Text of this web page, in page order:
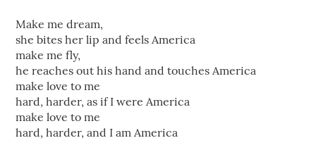
Make me dream,
she bites her lip and feels America
make me fly,
he reaches out his hand and touches America
make love to me
hard, harder, as if I were America
make love to me
hard, harder, and I am America